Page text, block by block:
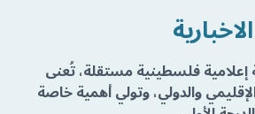
إعلامية فلسطينية مستقلة، تُعنى
والدولي، وتولي أهمية خاصة